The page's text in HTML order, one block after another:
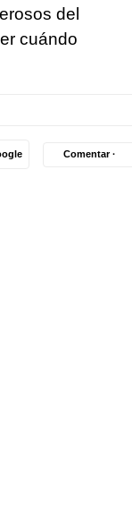
del
cuándo
Comentar ·